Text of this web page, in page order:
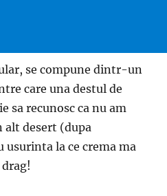
se compune dintr-un
care una destul de
sa recunosc ca nu am
desert (dupa
la ce crema ma